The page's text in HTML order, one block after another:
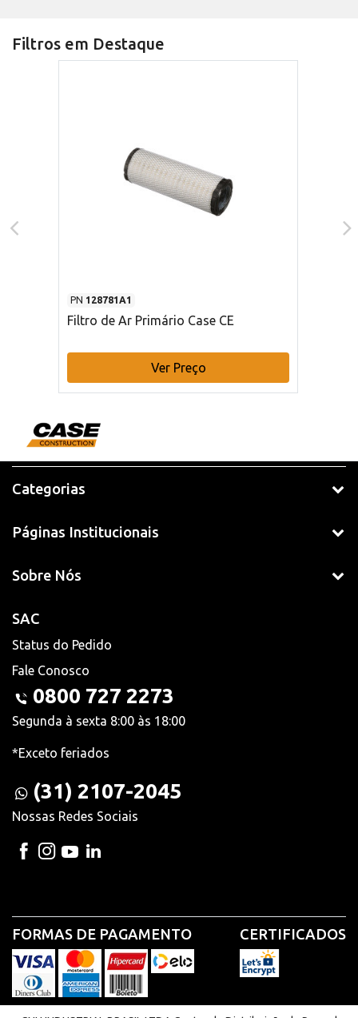
Filtros em Destaque
PN 128781A1
Filtro de Ar Primário Case CE
Ver Preço
Categorias
Páginas Institucionais
Sobre Nós
SAC
Status do Pedido
Fale Conosco
0800 727 2273
Segunda à sexta 8:00 às 18:00
*Exceto feriados
(31) 2107-2045
Nossas Redes Sociais
FORMAS DE PAGAMENTO CERTIFICADOS